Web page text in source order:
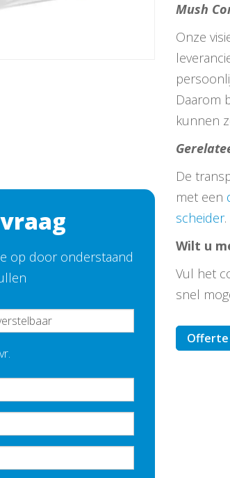
op door onderstaand
Mush
Onze
Daarom
kunnen
De
met een
scheider.
Wilt u
Vul het
snel
Offerte